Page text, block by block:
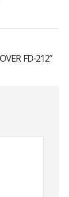
FD-212”